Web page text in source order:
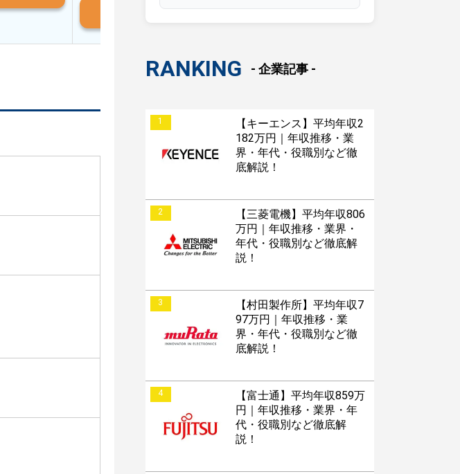
Android版はこちら
RANKING - 企業記事 -
1
【キーエンス】平均年収2
182万円｜年収推移・業
界・年代・役職別など徹
底解説！
2
【三菱電機】平均年収806
万円｜年収推移・業界・
年代・役職別など徹底解
説！
3
【村田製作所】平均年収7
97万円｜年収推移・業
界・年代・役職別など徹
底解説！
4
【富士通】平均年収859万
円｜年収推移・業界・年
代・役職別など徹底解
説！